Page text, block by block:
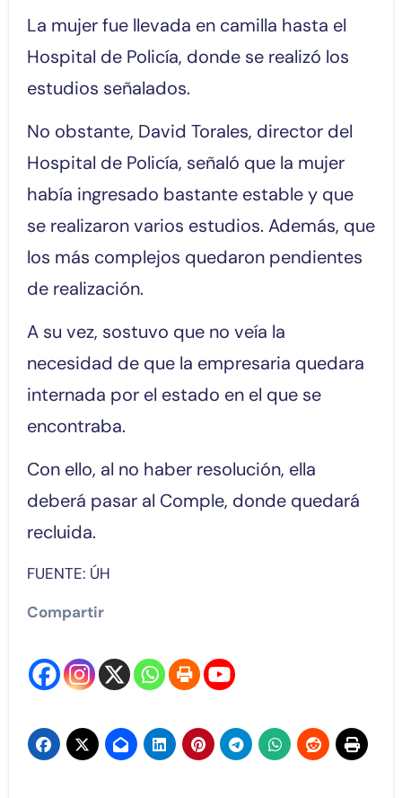
La mujer fue llevada en camilla hasta el
Hospital de Policía, donde se realizó los
estudios señalados.
No obstante, David Torales, director del
Hospital de Policía, señaló que la mujer
había ingresado bastante estable y que
se realizaron varios estudios. Además, que
los más complejos quedaron pendientes
de realización.
A su vez, sostuvo que no veía la
necesidad de que la empresaria quedara
internada por el estado en el que se
encontraba.
Con ello, al no haber resolución, ella
deberá pasar al Comple, donde quedará
recluida.
FUENTE: ÚH
Compartir